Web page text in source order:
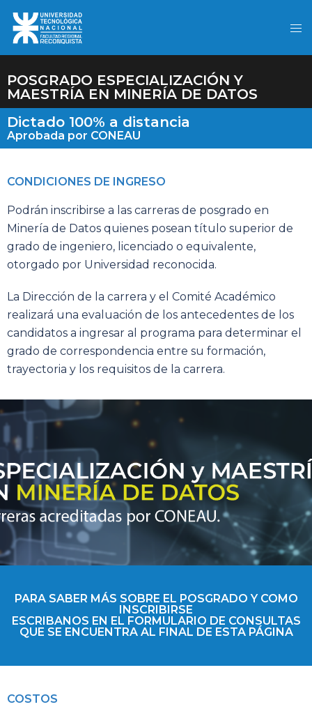
POSGRADO ESPECIALIZACIÓN Y
MAESTRÍA EN MINERÍA DE DATOS
Dictado 100% a distancia
Aprobada por CONEAU
CONDICIONES DE INGRESO
Podrán inscribirse a las carreras de posgrado en
Minería de Datos quienes posean título superior de
grado de ingeniero, licenciado o equivalente,
otorgado por Universidad reconocida.
La Dirección de la carrera y el Comité Académico
realizará una evaluación de los antecedentes de los
candidatos a ingresar al programa para determinar el
grado de correspondencia entre su formación,
trayectoria y los requisitos de la carrera.
PARA SABER MÁS SOBRE EL POSGRADO Y COMO
INSCRIBIRSE
ESCRIBANOS EN EL FORMULARIO DE CONSULTAS
QUE SE ENCUENTRA AL FINAL DE ESTA PÁGINA
COSTOS